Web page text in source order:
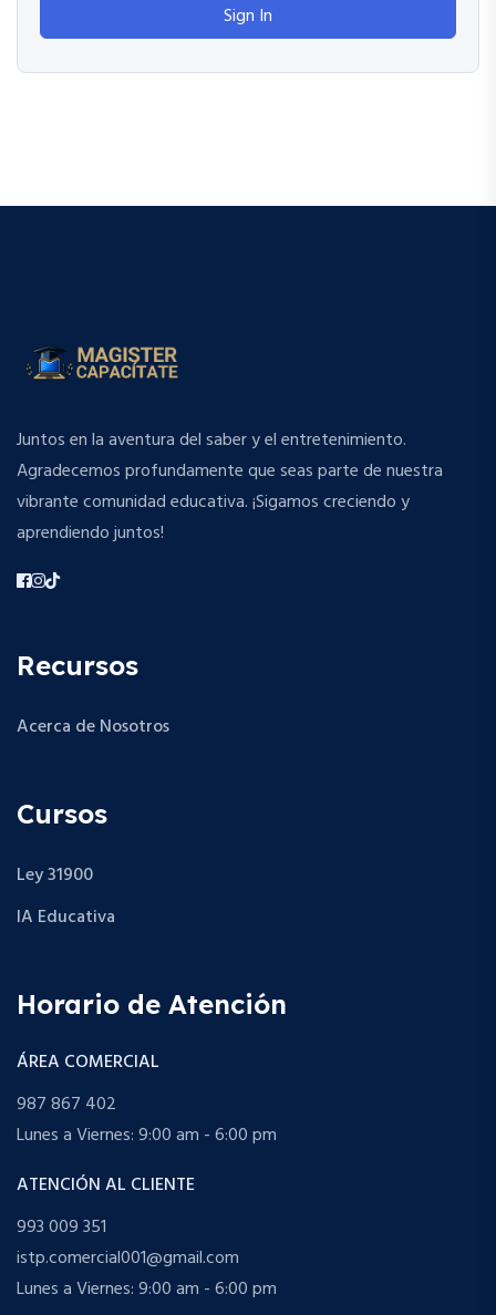
Sign In
Juntos en la aventura del saber y el entretenimiento.
Agradecemos profundamente que seas parte de nuestra
vibrante comunidad educativa. ¡Sigamos creciendo y
aprendiendo juntos!
Recursos
Acerca de Nosotros
Cursos
Ley 31900
IA Educativa
Horario de Atención
ÁREA COMERCIAL
987 867 402
Lunes a Viernes: 9:00 am - 6:00 pm
ATENCIÓN AL CLIENTE
993 009 351
istp.comercial001@gmail.com
Lunes a Viernes: 9:00 am - 6:00 pm